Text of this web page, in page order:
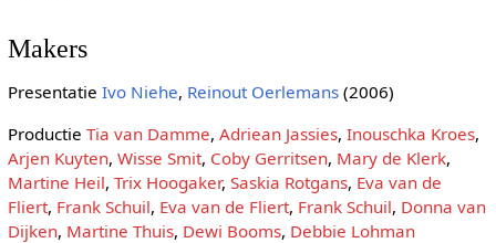
Makers
Presentatie Ivo Niehe, Reinout Oerlemans(2006)
Productie Tia van Damme, Adriean Jassies, Inouschka Kroes,
Arjen Kuyten, Wisse Smit, Coby Gerritsen, Mary de Klerk,
Martine Heil, Trix Hoogaker, Saskia Rotgans, Eva van de
Fliert, Frank Schuil, Eva van de Fliert, Frank Schuil, Donna van
Dijken, Martine Thuis, Dewi Booms, Debbie Lohman